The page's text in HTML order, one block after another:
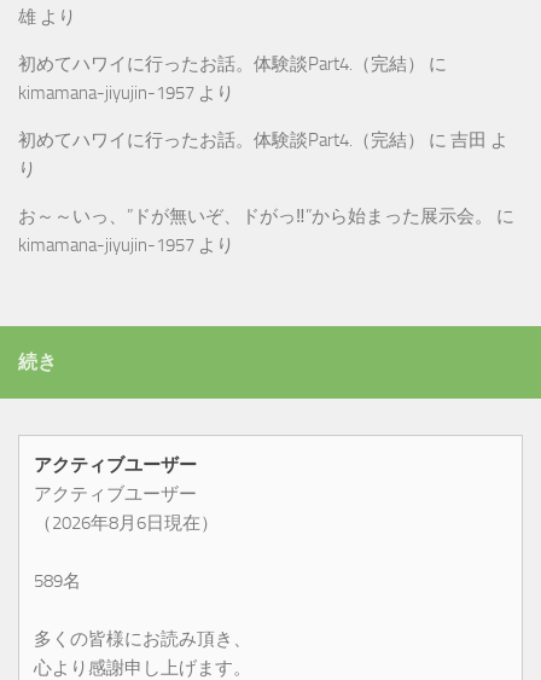
雄 より
初めてハワイに行ったお話。体験談Part4.（完結）
に
kimamana-jiyujin-1957 より
初めてハワイに行ったお話。体験談Part4.（完結） に 吉田 よ
り
お～～いっ、”ドが無いぞ、ドがっ‼”から始まった展示会。
に
kimamana-jiyujin-1957 より
続き
アクティブユーザー
アクティブユーザー
（2026年8月6日現在）
589名
多くの皆様にお読み頂き、
心より感謝申し上げます。